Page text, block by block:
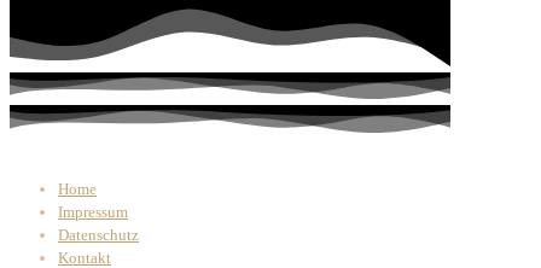
Home
Impressum
Datenschutz
Kontakt